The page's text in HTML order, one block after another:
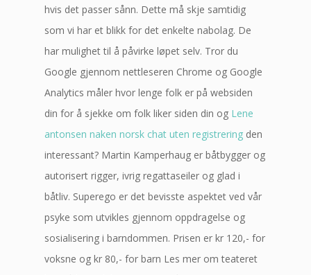
hvis det passer sånn. Dette må skje samtidig
som vi har et blikk for det enkelte nabolag. De
har mulighet til å påvirke løpet selv. Tror du
Google gjennom nettleseren Chrome og Google
Analytics måler hvor lenge folk er på websiden
din for å sjekke om folk liker siden din og Lene
antonsen naken norsk chat uten registrering den
interessant? Martin Kamperhaug er båtbygger og
autorisert rigger, ivrig regattaseiler og glad i
båtliv. Superego er det bevisste aspektet ved vår
psyke som utvikles gjennom oppdragelse og
sosialisering i barndommen. Prisen er kr 120,- for
voksne og kr 80,- for barn Les mer om teateret